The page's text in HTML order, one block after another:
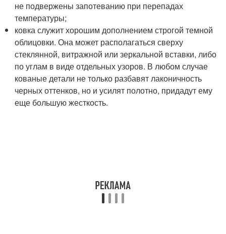
не подвержены запотеванию при перепадах
температуры;
ковка служит хорошим дополнением строгой темной
облицовки. Она может располагаться сверху
стеклянной, витражной или зеркальной вставки, либо
по углам в виде отдельных узоров. В любом случае
кованые детали не только разбавят лаконичность
черных оттенков, но и усилят полотно, придадут ему
еще большую жесткость.